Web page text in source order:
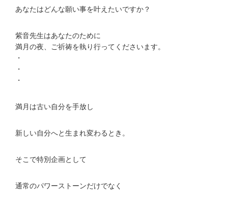
あなたはどんな願い事を叶えたいですか？
紫音先生はあなたのために
満月の夜、ご祈祷を執り行ってくださいます。
・
・
・
満月は古い自分を手放し
新しい自分へと生まれ変わるとき。
そこで特別企画として
通常のパワーストーンだけでなく